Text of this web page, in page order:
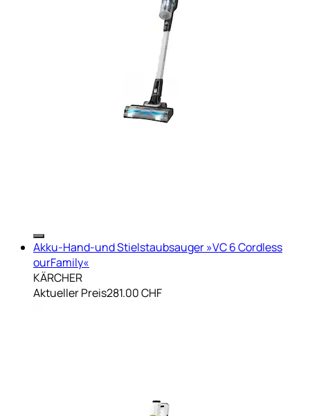
Akku-Hand-und Stielstaubsauger »VC 6 Cordless
ourFamily«
KÄRCHER
Aktueller Preis281.00 CHF